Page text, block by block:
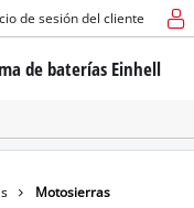
de sesión del cliente
de baterías Einhell
de baterías Power X-
Motosierras